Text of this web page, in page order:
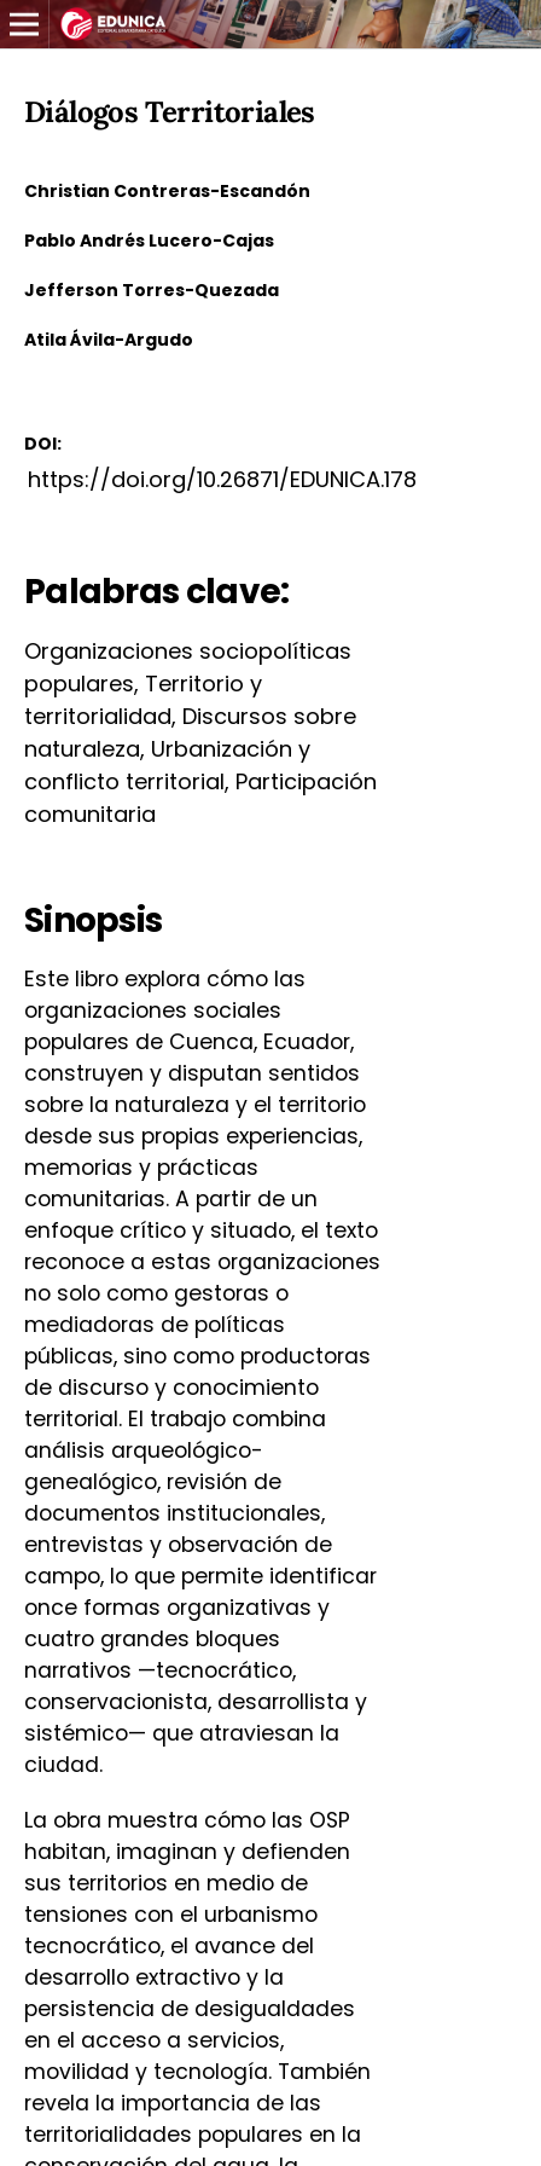
Diálogos Territoriales
Christian Contreras-Escandón
Pablo Andrés Lucero-Cajas
Jefferson Torres-Quezada
Atila Ávila-Argudo
DOI:
https://doi.org/10.26871/EDUNICA.178
Palabras clave:
Organizaciones sociopolíticas
populares, Territorio y
territorialidad, Discursos sobre
naturaleza, Urbanización y
conflicto territorial, Participación
comunitaria
Sinopsis
Este libro explora cómo las
organizaciones sociales
populares de Cuenca, Ecuador,
construyen y disputan sentidos
sobre la naturaleza y el territorio
desde sus propias experiencias,
memorias y prácticas
comunitarias. A partir de un
enfoque crítico y situado, el texto
reconoce a estas organizaciones
no solo como gestoras o
mediadoras de políticas
públicas, sino como productoras
de discurso y conocimiento
territorial. El trabajo combina
análisis arqueológico-
genealógico, revisión de
documentos institucionales,
entrevistas y observación de
campo, lo que permite identificar
once formas organizativas y
cuatro grandes bloques
narrativos —tecnocrático,
conservacionista, desarrollista y
sistémico— que atraviesan la
ciudad.
La obra muestra cómo las OSP
habitan, imaginan y defienden
sus territorios en medio de
tensiones con el urbanismo
tecnocrático, el avance del
desarrollo extractivo y la
persistencia de desigualdades
en el acceso a servicios,
movilidad y tecnología. También
revela la importancia de las
territorialidades populares en la